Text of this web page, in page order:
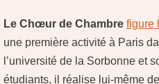
Le Chœur de Chambre figure
une première activité à Paris
l’université de la Sorbonne et
étudiants, il réalise lui-même